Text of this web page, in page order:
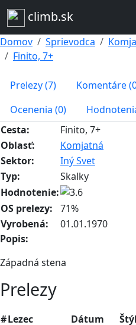
climb.sk
Domov Sprievodca
Finito, 7+
Prelezy (7) Komentáre
Ocenenia (0)
Cesta:
Finito, 7+
Oblasť:
Komjatná
Sektor:
Iný Svet
Typ:
Skalky
Hodnotenie:
OS prelezy:
71%
Vyrobená:
01.01.1970
Popis:
Západná stena
Prelezy
#Lezec Dátum Štýl